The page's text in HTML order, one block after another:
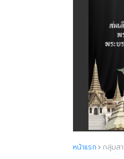
หน้าแรก กลุ่มส